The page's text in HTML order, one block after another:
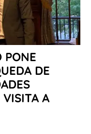
PONE
DE
VISITA A